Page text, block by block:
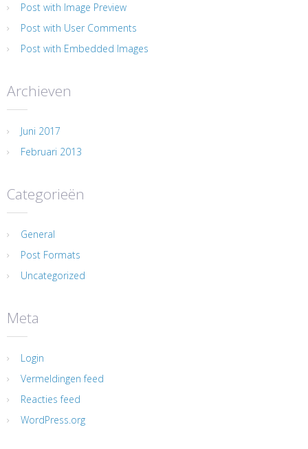
Post with Image Preview
Post with User Comments
Post with Embedded Images
Archieven
Juni 2017
Februari 2013
Categorieën
General
Post Formats
Uncategorized
Meta
Login
Vermeldingen feed
Reacties feed
WordPress.org